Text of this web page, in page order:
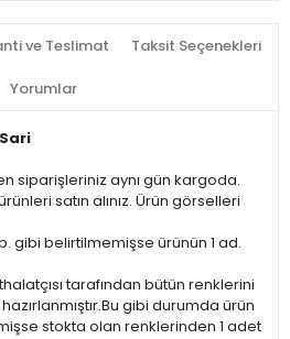
ve Teslimat Taksit Seçenekleri
Yorumlar
siparişleriniz aynı gün kargoda.
satın alınız. Ürün görselleri
gibi belirtilmemişse ürünün 1 ad.
tarafından bütün renklerini
gibi durumda ürün
stokta olan renklerinden 1 adet